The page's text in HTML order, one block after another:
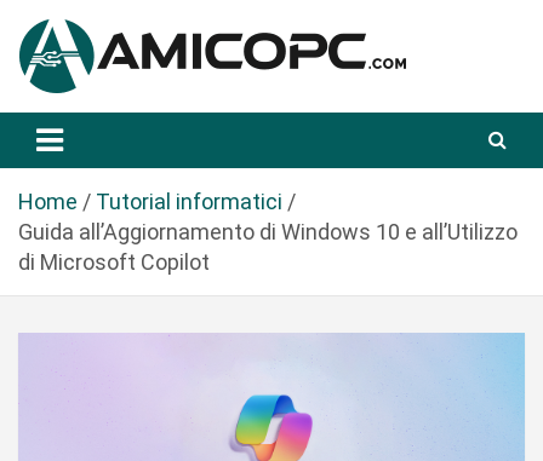
a
Amicopc.com
Home
Tutorial informatici
Guida all’Aggiornamento di Windows 10 e all’Utilizzo
di Microsoft Copilot